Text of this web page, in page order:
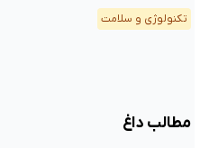
تکنولوژی و سلامت
مطالب داغ